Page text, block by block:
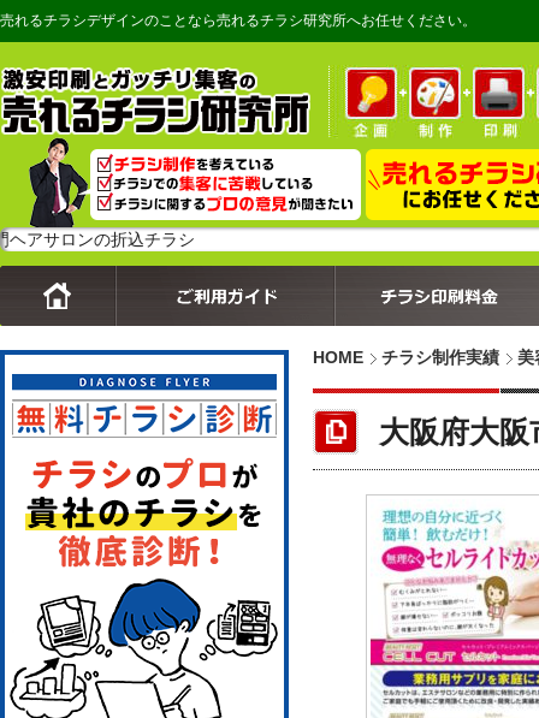
売れるチラシデザインのことなら売れるチラシ研究所へお任せください。
ンの折込チラシ
HOME チラシ制作実績 美
大阪府大